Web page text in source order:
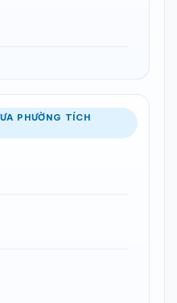
PHƯỜNG TÍCH